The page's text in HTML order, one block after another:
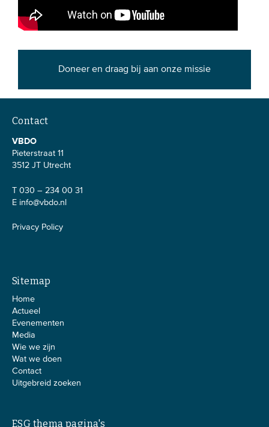
Doneer en draag bij aan onze missie
Contact
VBDO
Pieterstraat 11
3512 JT Utrecht
T 030 – 234 00 31
E info@vbdo.nl
Privacy Policy
Sitemap
Home
Actueel
Evenementen
Media
Wie we zijn
Wat we doen
Contact
Uitgebreid zoeken
ESG thema pagina's